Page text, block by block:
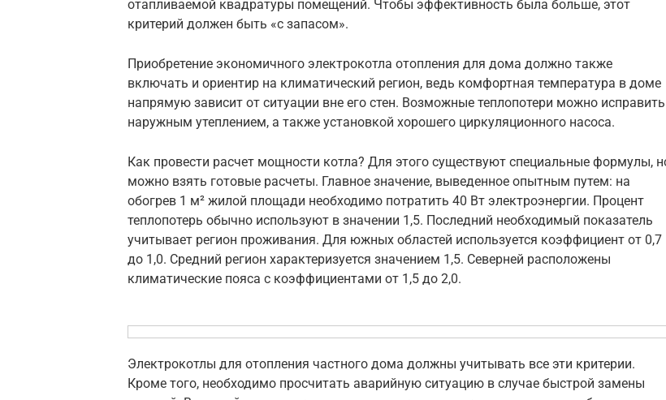
отапливаемой квадратуры помещений. Чтобы эффективность была больше, этот
критерий должен быть «с запасом».
Приобретение экономичного электрокотла отопления для дома должно также
включать и ориентир на климатический регион, ведь комфортная температура в доме
напрямую зависит от ситуации вне его стен. Возможные теплопотери можно исправить
наружным утеплением, а также установкой хорошего циркуляционного насоса.
Как провести расчет мощности котла? Для этого существуют специальные формулы,
можно взять готовые расчеты. Главное значение, выведенное опытным путем: на
обогрев 1 м² жилой площади необходимо потратить 40 Вт электроэнергии. Процент
теплопотерь обычно используют в значении 1,5. Последний необходимый показатель
учитывает регион проживания. Для южных областей используется коэффициент от 0,7
до 1,0. Средний регион характеризуется значением 1,5. Северней расположены
климатические пояса с коэффициентами от 1,5 до 2,0.
Электрокотлы для отопления частного дома должны учитывать все эти критерии.
Кроме того, необходимо просчитать аварийную ситуацию в случае быстрой замены